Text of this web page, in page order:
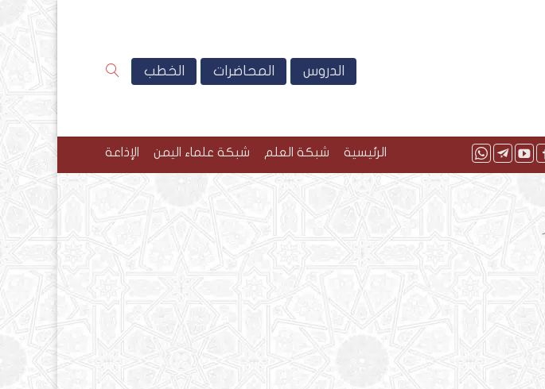
الدروس المحاضرات الخطب
الرئيسية شبكة العلم شبكة علماء اليمن الإذاعة